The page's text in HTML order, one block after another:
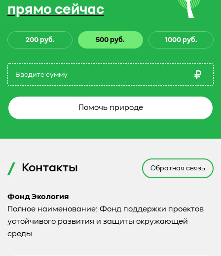
прямо сейчас
200 руб. 500 руб. 1000 руб.
Помочь природе
Контакты Обратная связь
Фонд Экология
Полное наименование: Фонд поддержки проектов
устойчивого развития и защиты окружающей
среды.